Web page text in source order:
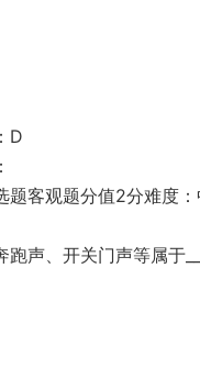
D
题客观题分值2分难度
声、开关门声等属于